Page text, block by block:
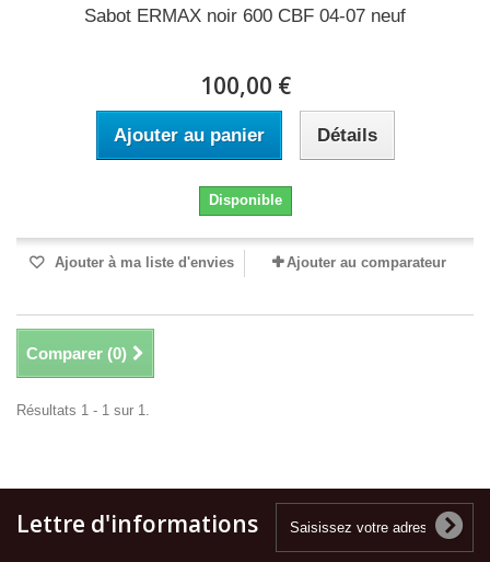
Sabot ERMAX noir 600 CBF 04-07 neuf
100,00 €
Ajouter au panier Détails
Disponible
Ajouter à ma liste d'envies Ajouter au comparateur
Comparer (0)
Résultats 1 - 1 sur 1.
Lettre d'informations